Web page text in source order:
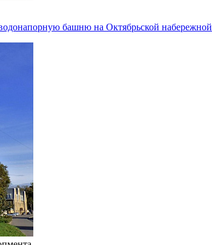
башню на Октябрьской набережной